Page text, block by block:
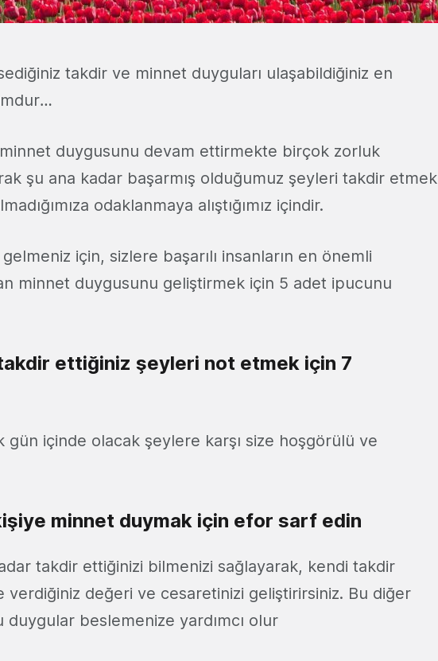
takdir ve minnet duyguları ulaşabildiğiniz en
duygusunu devam ettirmekte birçok zorluk
şu ana kadar başarmış olduğumuz şeyleri takdir etmek
odaklanmaya alıştığımız içindir.
için, sizlere başarılı insanların en önemli
minnet duygusunu geliştirmek için 5 adet ipucunu
ettiğiniz şeyleri not etmek için 7
gün içinde olacak şeylere karşı size hoşgörülü ve
minnet duymak için efor sarf edin
takdir ettiğinizi bilmenizi sağlayarak, kendi takdir
verdiğiniz değeri ve cesaretinizi geliştirirsiniz. Bu diğer
duygular beslemenize yardımcı olur